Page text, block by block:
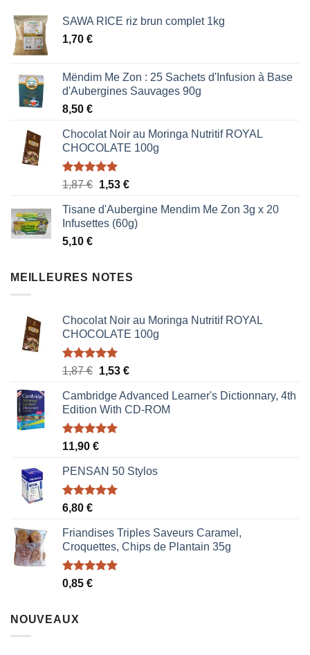
SAWA RICE riz brun complet 1kg
1,70 €
Mëndim Me Zon : 25 Sachets d'Infusion à Base
d'Aubergines Sauvages 90g
8,50 €
Chocolat Noir au Moringa Nutritif ROYAL
CHOCOLATE 100g
Note5.00
1,87€ Le
initial
était :
1,53 €Le
actuel
est :
Tisane d'Aubergine Mendim Me Zon 3g x 20
Infusettes (60g)
5,10 €
MEILLEURES NOTES
Chocolat Noir au Moringa Nutritif ROYAL
CHOCOLATE 100g
Note5.00
1,87€ Le
initial
était :
1,87 €.
1,53 €Le
actuel
est :
Cambridge Advanced Learner's Dictionnary, 4th
Edition With CD-ROM
Note5.00
11,90 €
PENSAN 50 Stylos
Note5.00
6,80 €
Friandises Triples Saveurs Caramel,
Croquettes, Chips de Plantain 35g
Note5.00
0,85 €
NOUVEAUX